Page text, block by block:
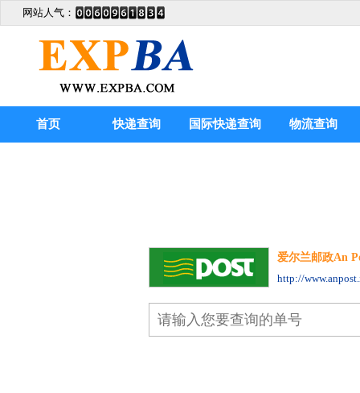
网站人气：
首页 快递查询 国际快递查询 物流查询
爱尔兰邮政An
http://